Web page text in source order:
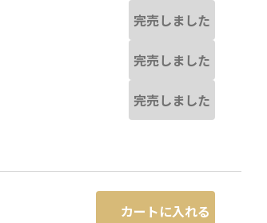
ダークグリーン ※撮影場所の関係上、着用
完売しました
完売しました
完売しました
カートに入れる